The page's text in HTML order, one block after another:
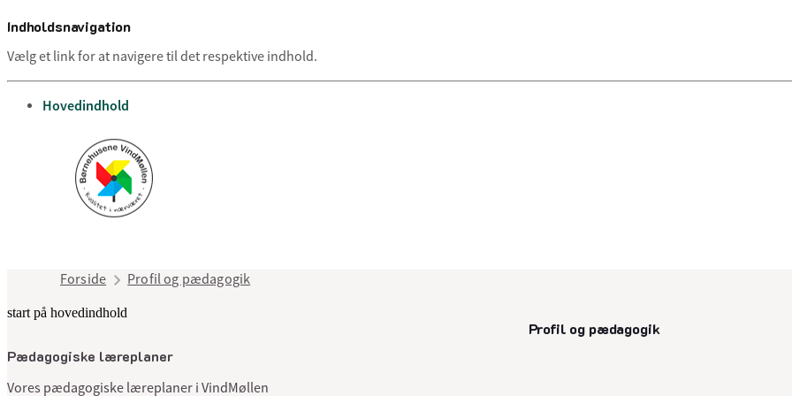
Indholdsnavigation
Vælg et link for at navigere til det respektive indhold.
gå til
Hovedindhold
Forside Profil og pædagogik
start på hovedindhold
Profil og pædagogiksenest opdateret 13. august 2025
Pædagogiske læreplaner
Vores pædagogiske læreplaner i VindMøllen